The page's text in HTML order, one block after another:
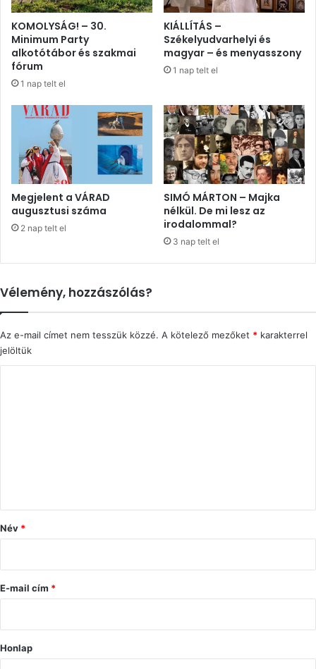
KOMOLYSÁG! – 30.
Minimum Party
alkotótábor és szakmai
fórum
1 nap telt el
KIÁLLÍTÁS –
Székelyudvarhelyi és
magyar – és menyasszony
1 nap telt el
Megjelent a VÁRAD
augusztusi száma
2 nap telt el
SIMÓ MÁRTON – Majka
nélkül. De mi lesz az
irodalommal?
3 nap telt el
Vélemény, hozzászólás?
Az e-mail címet nem tesszük közzé. A kötelező mezőket * karakterrel
jelöltük
ó
s
Név *
E-mail cím *
Honlap